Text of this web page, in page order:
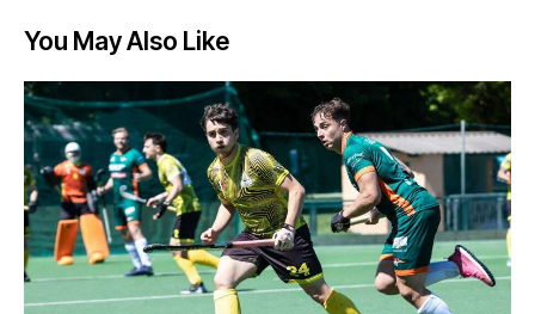
You May Also Like